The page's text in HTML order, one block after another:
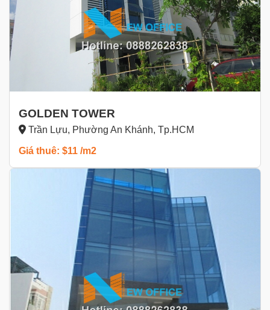
GOLDEN TOWER
Trần Lựu, Phường An Khánh, Tp.HCM
Giá thuê: $11 /m2